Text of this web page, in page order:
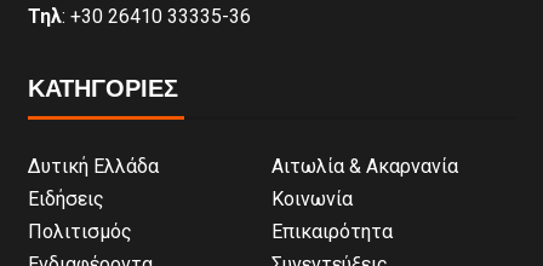
Τηλ: +30 26410 33335-36
ΚΑΤΗΓΟΡΙΕΣ
Δυτική Ελλάδα
Αιτωλία & Ακαρνανία
Ειδήσεις
Κοινωνία
Πολιτισμός
Επικαιρότητα